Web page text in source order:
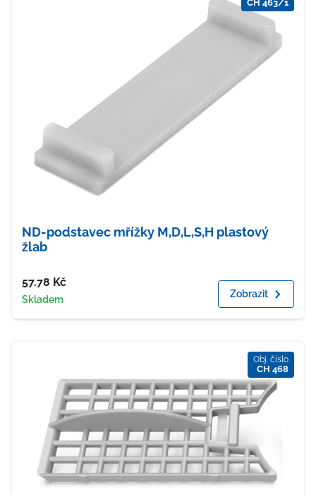
CH 463/1
ND-podstavec mřížky M,D,L,S,H plastový
žlab
Cena
57.78 Kč
Dostupnost
Skladem Zobrazit
Obj. číslo
CH 468